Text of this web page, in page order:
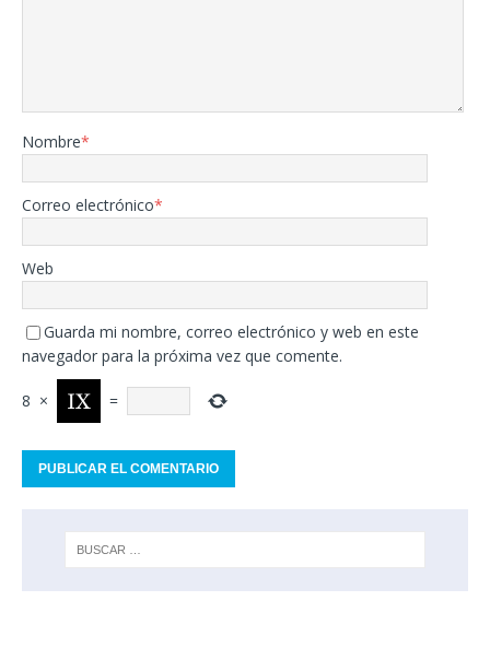
Nombre*
Correo electrónico*
Web
Guarda mi nombre, correo electrónico y web en este
navegador para la próxima vez que comente.
8 × =